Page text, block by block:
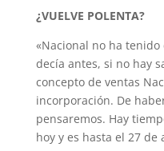
¿VUELVE POLENTA?
«Nacional no ha
decía antes, si no hay
concepto de ventas
incorporación. De
pensaremos. Hay
hoy y es hasta el 27 de